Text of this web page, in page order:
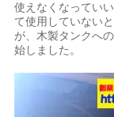
使えなくなってい
て使用していない
が、木製タンクへ
始しました。